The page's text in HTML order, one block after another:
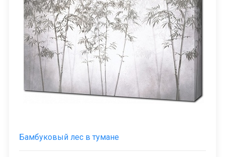
Бамбуковый лес в тумане